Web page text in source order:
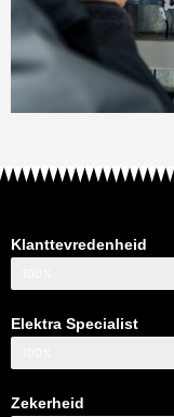
Klanttevredenheid
Elektra Specialist
Zekerheid